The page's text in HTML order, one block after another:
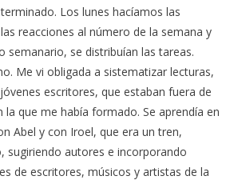
Los lunes hacíamos las
reacciones al número de la semana y
semanario, se distribuían las tareas.
Me vi obligada a sistematizar lecturas,
escritores, que estaban fuera de
la que me había formado. Se aprendía en
Abel y con Iroel, que era un tren,
sugiriendo autores e incorporando
de escritores, músicos y artistas de la